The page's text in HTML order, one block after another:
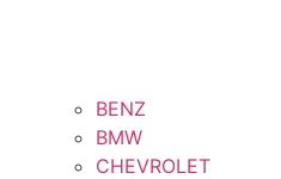
BENZ
BMW
CHEVROLET